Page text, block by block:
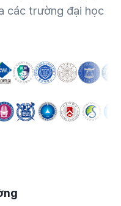
các trường đại học